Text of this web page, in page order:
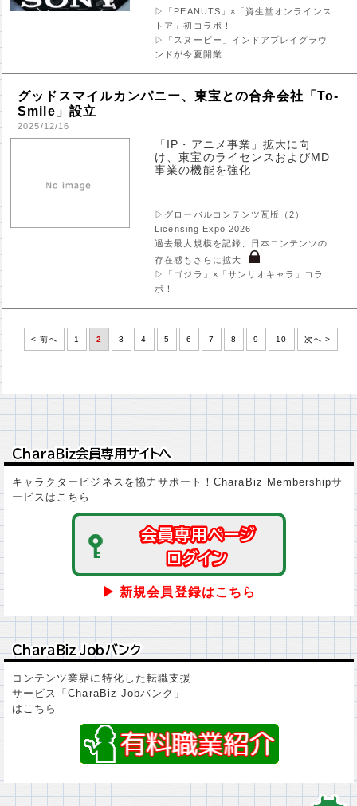
▷「PEANUTS」×「資生堂オンラインス
トア」初コラボ！
▷「スヌーピー」インドアプレイグラウ
ンドが今夏開業
グッドスマイルカンパニー、東宝との合弁会社「To-
Smile」設立
2025/12/16
「IP・アニメ事業」拡大に向
け、東宝のライセンスおよびMD
事業の機能を強化
▷グローバルコンテンツ瓦版（2）
Licensing Expo 2026
過去最大規模を記録、日本コンテンツの
存在感もさらに拡大
▷「ゴジラ」×「サンリオキャラ」コラ
ボ！
< 前へ 1 2 3 4 5 6 7 8 9 10 次へ >
ＣｈａｒａＢｉｚ会員専用サイトへ
ＣｈａｒａＢｉｚ会員専用サイトへ
キャラクタービジネスを協力サポート！CharaBiz Membershipサ
ービスはこちら
会員専用ページ
会員専用ページ
ログイン
ログイン
▶ 新規会員登録はこちら
ＣｈａｒａＢｉｚ Ｊｏｂバンク
ＣｈａｒａＢｉｚ Ｊｏｂバンク
コンテンツ業界に特化した転職支援
サービス「CharaBiz Jobバンク」
はこちら